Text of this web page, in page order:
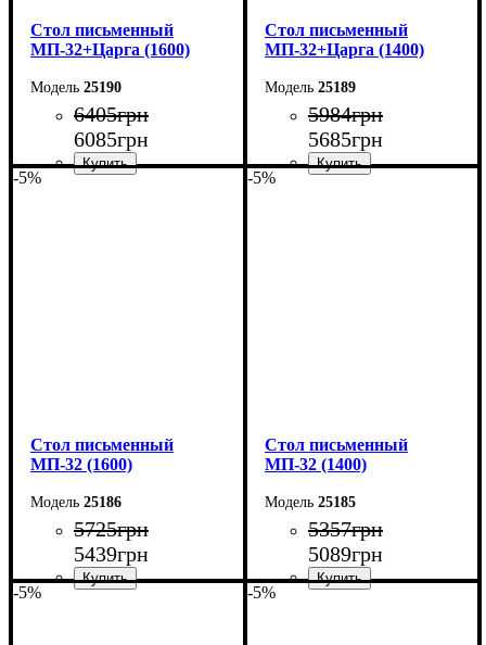
Cтол письменный
МП-32+Царга (1600)
25190
6405грн
6085грн
Cтол письменный
МП-32+Царга (1400)
25189
5984грн
5685грн
-5%
Cтол письменный
МП-32 (1600)
25186
5725грн
5439грн
-5%
Cтол письменный
МП-32 (1400)
25185
5357грн
5089грн
-5% -5%